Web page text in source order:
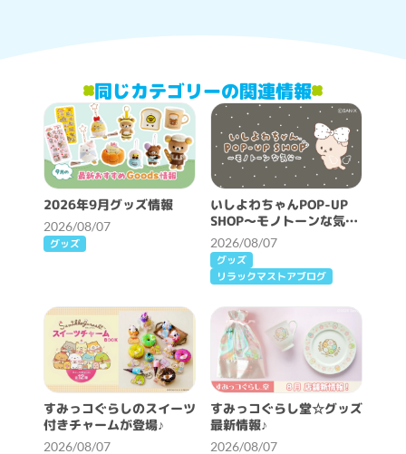
同じカテゴリーの関連情報
2026年9月グッズ情報
2026/08/07
グッズ
いしよわちゃんPOP-UP
SHOP～モノトーンな気分
～開催決定！
2026/08/07
グッズ
リラックマストアブログ
すみっコぐらしのスイーツ
付きチャームが登場♪
2026/08/07
すみっコぐらし堂☆グッズ
最新情報♪
2026/08/07